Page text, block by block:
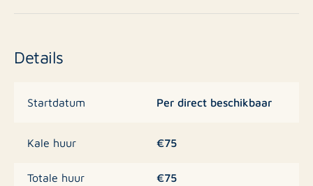
Details
Startdatum Per direct beschikbaar
Kale huur €75
Totale huur €75